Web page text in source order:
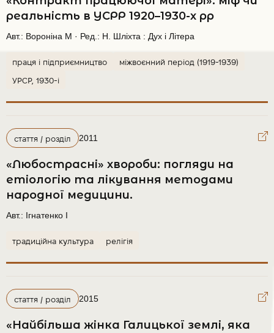
реальність в УСРР 1920–1930-х рр
Авт.: Вороніна М · Ред.: Н. Шліхта : Дух і Літера
праця і підприємництво міжвоєнний період (1919-1939)
УРСР, 1930-і
стаття / розділ 2011
«Любострасні» хвороби: погляди на
етіологію та лікування методами
народної медицини.
Авт.: Ігнатенко І
традиційна культура релігія
стаття / розділ 2015
«Найбільша жінка Галицької землі, яка